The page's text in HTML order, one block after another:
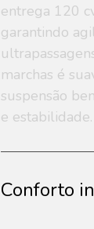
entrega 120
garantindo
marchas é
suspensão
e estabilidade.
Conforto